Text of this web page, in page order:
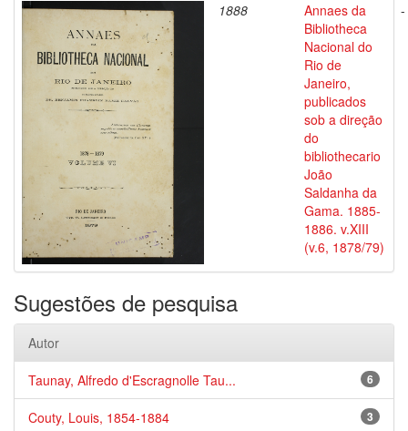
1888
Annaes da
Bibliotheca
Nacional do
Rio de
Janeiro,
publicados
sob a direção
do
bibliothecario
João
Saldanha da
Gama. 1885-
1886. v.XIII
(v.6, 1878/79)
-
Sugestões de pesquisa
Autor
6
Taunay, Alfredo d'Escragnolle Tau...
3
Couty, Louis, 1854-1884